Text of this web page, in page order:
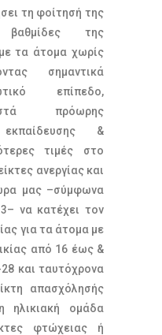
τη φοίτησή της
βαθμίδες της
τα άτομα χωρίς
σημαντικά
επίπεδο,
πρόωρης
&
τιμές στο
ανεργίας και
μας –σύμφωνα
να κατέχει τον
για τα άτομα με
από 16 έως &
και ταυτόχρονα
απασχόλησής
ηλικιακή ομάδα
φτώχειας ή